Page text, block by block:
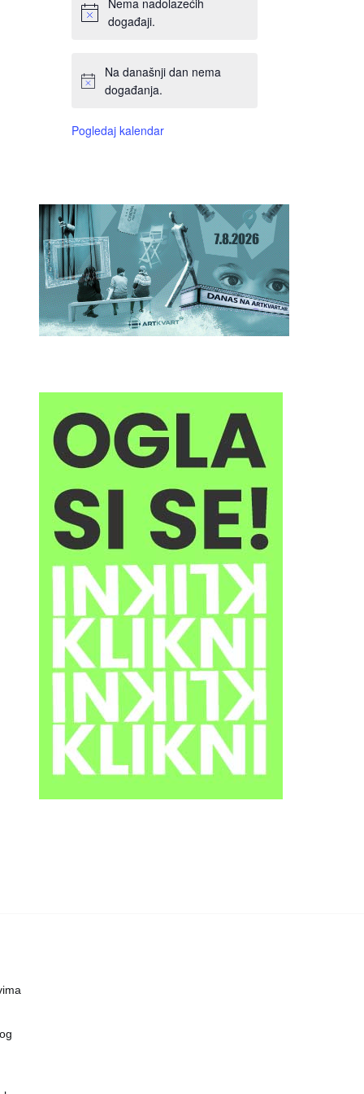
Nema nadolazećih
događaji.
Na današnji dan nema
događanja.
Pogledaj kalendar